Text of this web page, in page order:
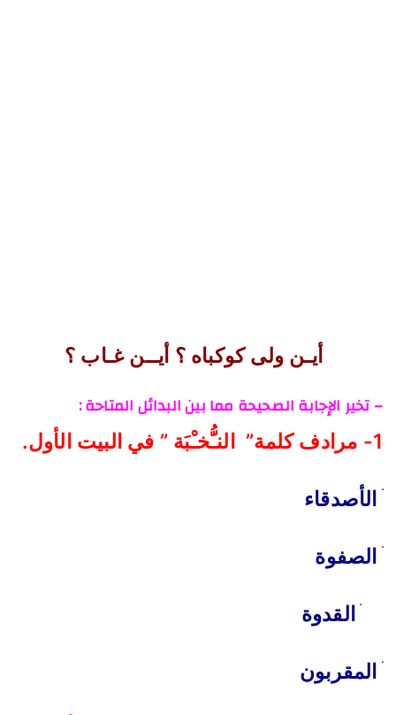
أيـن ولى كوكباه ؟ أيــن غـاب ؟
– تخير الإجابة الصحيحة مما بين البدائل المتاحة :
1- مرادف كلمة” النـُّخـْبَة ” في البيت الأول.
ׄ الأصدقاء
ׄ الصفوة
ׄ القدوة
ׄ المقربون